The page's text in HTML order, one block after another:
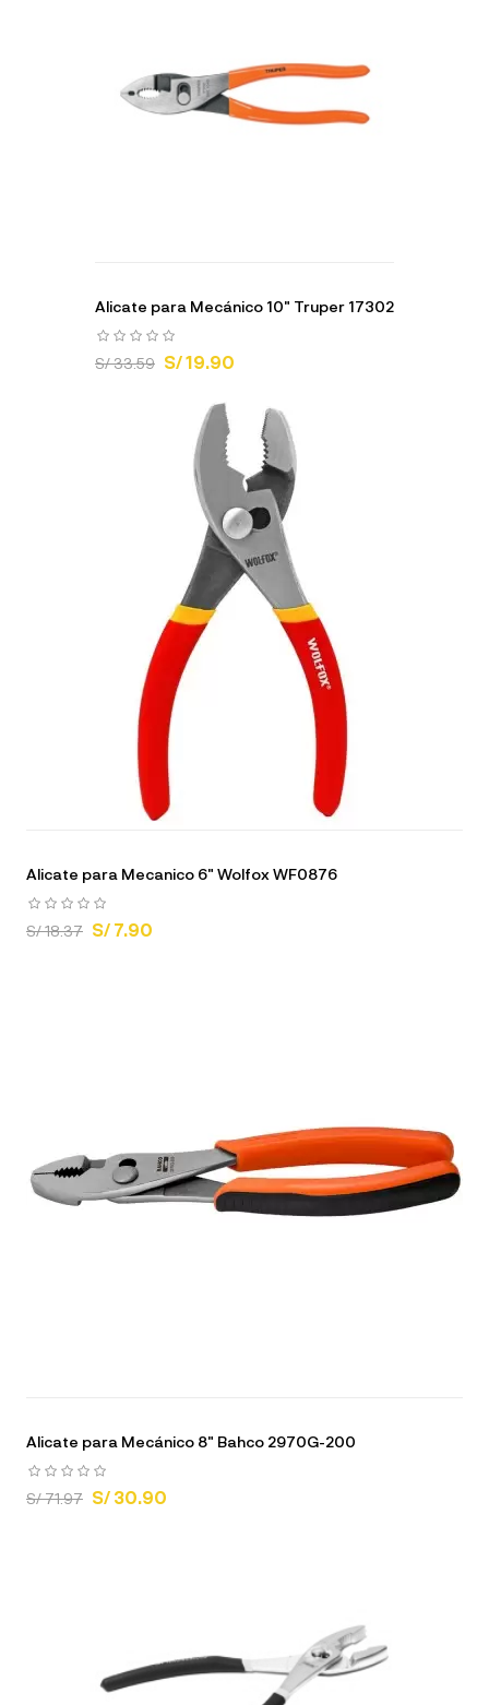
Alicate para Mecánico 10" Truper 17302
S/ 33.59 S/ 19.90
Alicate para Mecanico 6" Wolfox WF0876
S/ 18.37 S/ 7.90
Alicate para Mecánico 8" Bahco 2970G-200
S/ 71.97 S/ 30.90